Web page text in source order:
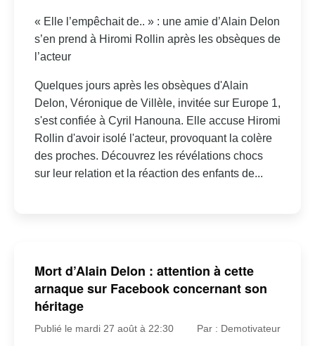
« Elle l’empêchait de.. » : une amie d’Alain Delon
s’en prend à Hiromi Rollin après les obsèques de
l’acteur
Quelques jours après les obsèques d'Alain
Delon, Véronique de Villèle, invitée sur Europe 1,
s'est confiée à Cyril Hanouna. Elle accuse Hiromi
Rollin d'avoir isolé l'acteur, provoquant la colère
des proches. Découvrez les révélations chocs
sur leur relation et la réaction des enfants de...
Mort d’Alain Delon : attention à cette
arnaque sur Facebook concernant son
héritage
Publié le mardi 27 août à 22:30 Par : Demotivateur